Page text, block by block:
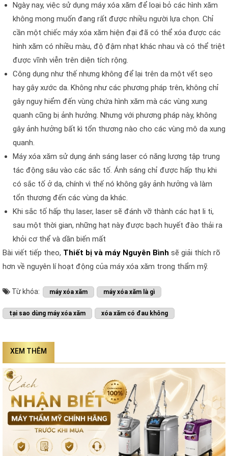
Ngày nay, việc sử dụng máy xóa xăm để loại bỏ các hình xăm
không mong muốn đang rất được nhiều người lựa chọn. Chỉ
cần một chiếc máy xóa xăm hiện đại đã có thể xóa được các
hình xăm có nhiều màu, độ đậm nhạt khác nhau và có thể triệt
được vĩnh viễn trên diện tích rộng.
Công dụng như thế nhưng không để lại trên da một vết sẹo
hay gây xước da. Không như các phương pháp trên, không chỉ
gây nguy hiểm đến vùng chứa hình xăm mà các vùng xung
quanh cũng bị ảnh hưởng. Nhưng với phương pháp này, không
gây ảnh hưởng bất kì tổn thương nào cho các vùng mô da xung
quanh.
Máy xóa xăm sử dụng ánh sáng laser có năng lượng tập trung
tác động sâu vào các sắc tố. Ánh sáng chỉ được hấp thụ khi
có sắc tố ở da, chính vì thế nó không gây ảnh hưởng và làm
tổn thương đến các vùng da khác.
Khi sắc tố hấp thụ laser, laser sẽ đánh vỡ thành các hạt li ti,
sau một thời gian, những hạt này được bạch huyết đào thải ra
khỏi cơ thể và dần biến mất
Bài viết tiếp theo, Thiết bị và máy Nguyên Bình sẽ giải thích rõ
hơn về nguyên lí hoạt động của máy xóa xăm trong thẩm mỹ.
Từ khóa: máy xóa xăm máy xóa xăm là gì
tại sao dùng máy xóa xăm xóa xăm có đau không
XEM THÊM